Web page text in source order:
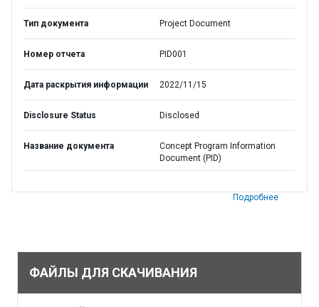
Тип документа Project Document
Номер отчета PID001
Дата раскрытия информации 2022/11/15
Disclosure Status Disclosed
Название документа
Concept Program Information
Document (PID)
Подробнее
ФАЙЛЫ ДЛЯ СКАЧИВАНИЯ